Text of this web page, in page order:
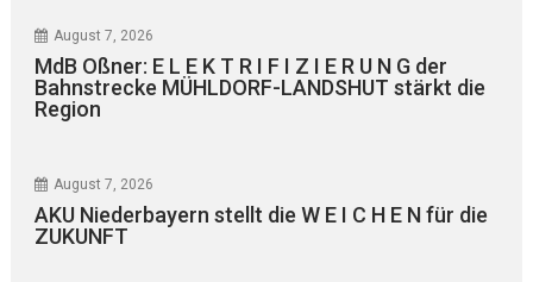
August 7, 2026
MdB Oßner: E L E K T R I F I Z I E R U N G der
Bahnstrecke MÜHLDORF-LANDSHUT stärkt die
Region
August 7, 2026
AKU Niederbayern stellt die W E I C H E N für die
ZUKUNFT